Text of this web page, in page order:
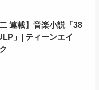
二 連載】音楽小説「38
」| ティーンエイ